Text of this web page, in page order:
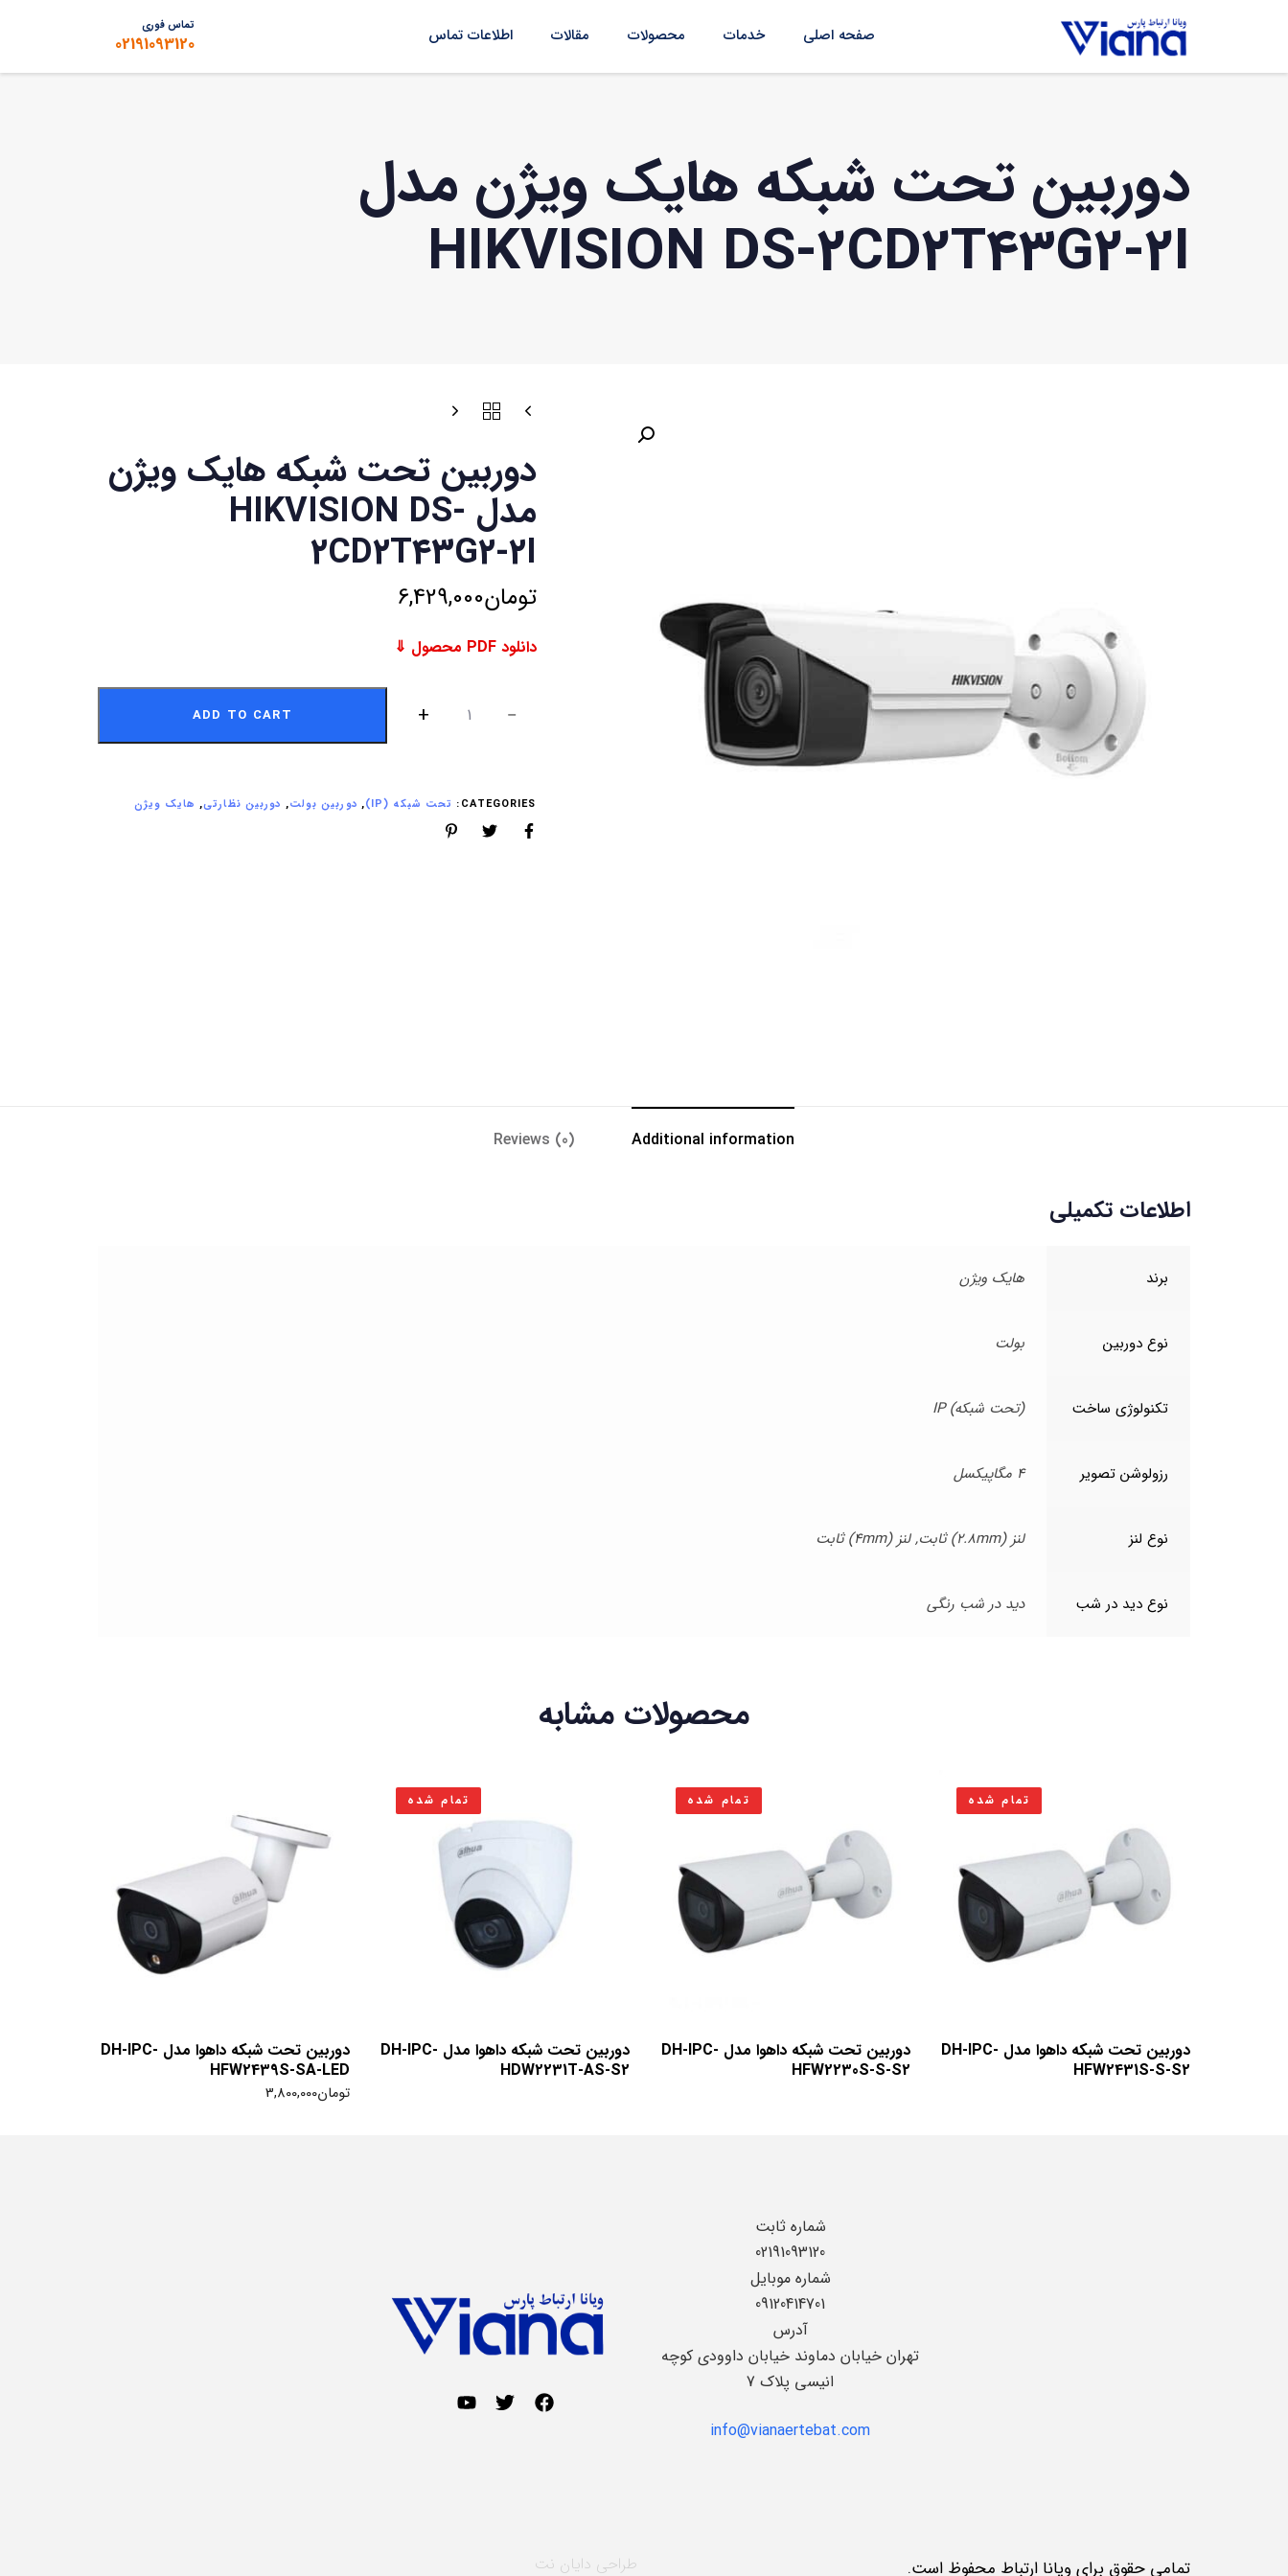
صفحه اصلی خدمات محصولات مقالات اطلاعات تماس تماس فوری
02191093120
دوربین تحت شبکه هایک ویژن مدل
HIKVISION DS-2CD2T43G2-2I
دوربین تحت شبکه هایک ویژن
مدل HIKVISION DS-
2CD2T43G2-2I
تومان6,429,000
دانلود PDF محصول ⇓
ADD TO CART
CATEGORIES: تحت شبکه (IP) , دوربین بولت, دوربین نظارتی, هایک ویژن
Additional information
Reviews (0)
اطلاعات تکمیلی
برند هایک ویژن
نوع دوربین بولت
تکنولوژی ساخت (تحت شبکه) IP
رزولوشن تصویر 4 مگاپیکسل
نوع لنز لنز (2.8mm) ثابت, لنز (4mm) ثابت
نوع دید در شب دید در شب رنگی
محصولات مشابه
تمام شده
دوربین تحت شبکه داهوا مدل DH-IPC-
HFW2431S-S-S2
تمام شده
دوربین تحت شبکه داهوا مدل DH-IPC-
HFW2230S-S-S2
تمام شده
دوربین تحت شبکه داهوا مدل DH-IPC-
HDW2231T-AS-S2
دوربین تحت شبکه داهوا مدل DH-IPC-
HFW2439S-SA-LED
تومان3,800,000
شماره ثابت
02191093120
شماره موبایل
09120414701
آدرس
تهران خیابان دماوند خیابان داوودی کوچه
انیسی پلاک 7
info@vianaertebat.com
تمامی حقوق برای ویانا ارتباط محفوظ است. طراحی دایان نت